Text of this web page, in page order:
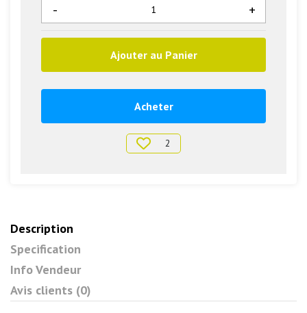
+
-
Ajouter au Panier
Acheter
2
Description
Specification
Info Vendeur
Avis clients (0)